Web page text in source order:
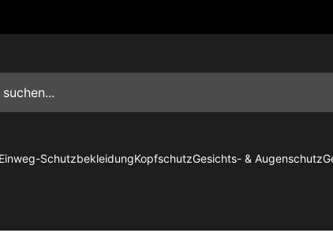
SchutzbekleidungKopfschutzGesichts- & Augenschutz